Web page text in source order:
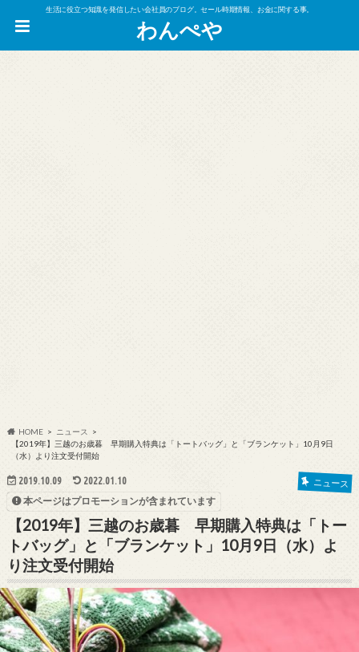
生活に役立つ知識を発信したい会社員のブログ。セール時期情報、お金に関する事。
わんぺや
HOME
ニュース
【2019年】三越のお歳暮 早期購入特典は「トートバッグ」と「ブランケット」10月9日
（水）より注文受付開始
2019.10.09 2022.01.10 ニュース
本ページはプロモーションが含まれています
【2019年】三越のお歳暮 早期購入特典は「トー
トバッグ」と「ブランケット」10月9日（水）よ
り注文受付開始